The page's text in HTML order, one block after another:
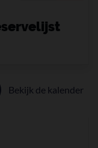
Bekijk de kalender